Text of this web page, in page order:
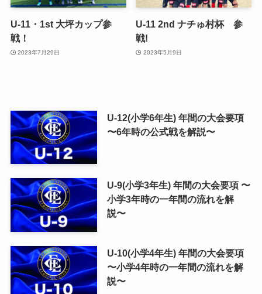
U-11・1st 大坪カップ参
戦！
2023年7月29日
U-11 2nd ナチゅ村杯 参
戦!
2023年5月9日
U-12(小学6年生) 年間の大会要項
〜6年時の公式戦を解説〜
U-9(小学3年生) 年間の大会要項 〜
小学3年時の一年間の流れを解
説〜
U-10(小学4年生) 年間の大会要項
〜小学4年時の一年間の流れを解
説〜